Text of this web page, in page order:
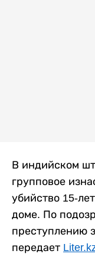
В индийском
групповое
убийство 15-
доме. По
преступлению
передает